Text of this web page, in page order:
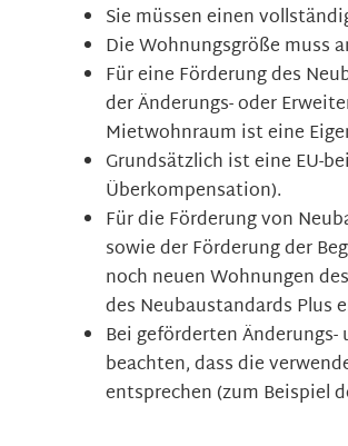
Sie müssen einen
Die Wohnungsgröße muss
Für eine Förderung des
der Änderungs- oder
Mietwohnraum ist eine
Grundsätzlich ist eine EU-
Überkompensation).
Für die Förderung von
sowie der Förderung der
noch neuen Wohnungen
des Neubaustandards Plus
Bei geförderten
beachten, dass die
entsprechen (zum Beispiel